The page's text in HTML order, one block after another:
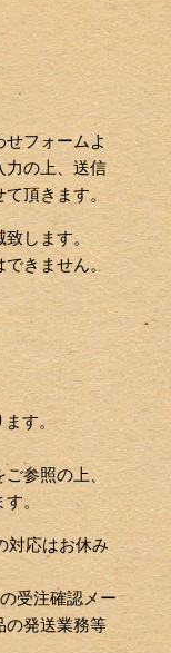
せフォームよ
力の上、送信
て頂きます。
します。
きません。
す。
参照の上、
。
対応はお休み
受注確認メー
の発送業務等